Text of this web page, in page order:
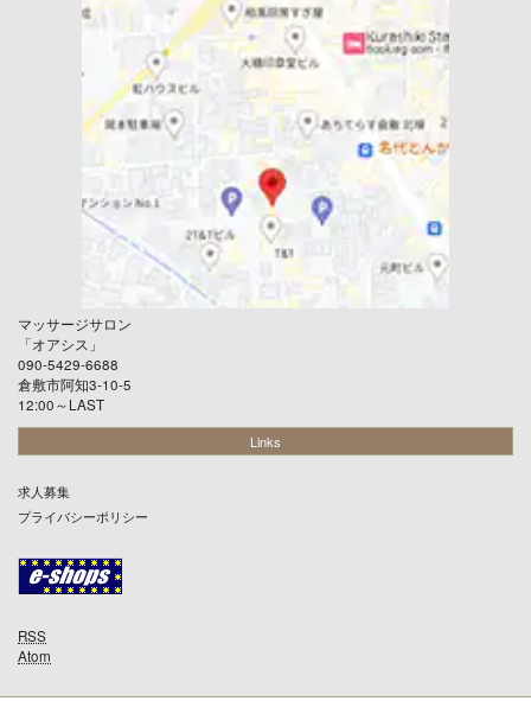
マッサージサロン
「オアシス 」
090-5429-6688
倉敷市阿知3-10-5
12:00～LAST
Links
求人募集
プライバシーポリシー
RSS
Atom